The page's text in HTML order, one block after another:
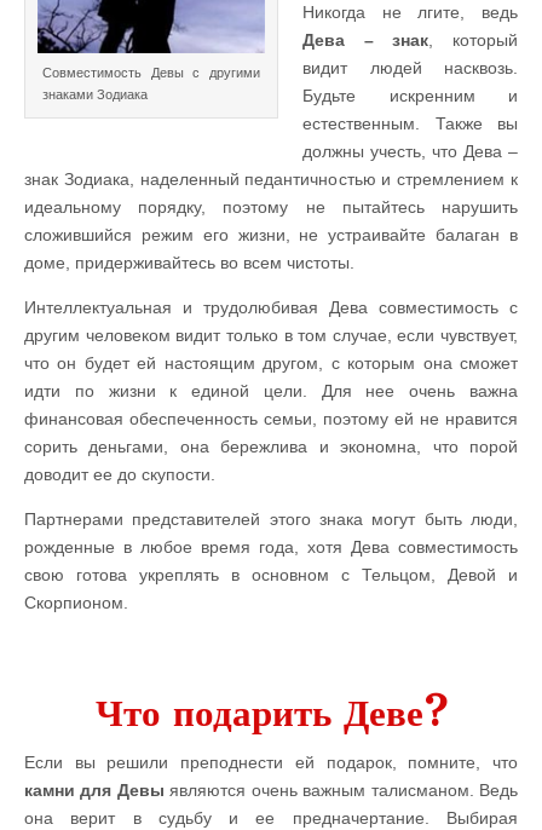
Совместимость Девы с другими
знаками Зодиака
Никогда не лгите, ведь
Дева – знак , который
видит людей насквозь.
Будьте искренним и
естественным. Также вы
должны учесть, что Дева –
знак Зодиака, наделенный педантичностью и стремлением к
идеальному порядку, поэтому не пытайтесь нарушить
сложившийся режим его жизни, не устраивайте балаган в
доме, придерживайтесь во всем чистоты.
Интеллектуальная и трудолюбивая Дева совместимость с
другим человеком видит только в том случае, если чувствует,
что он будет ей настоящим другом, с которым она сможет
идти по жизни к единой цели. Для нее очень важна
финансовая обеспеченность семьи, поэтому ей не нравится
сорить деньгами, она бережлива и экономна, что порой
доводит ее до скупости.
Партнерами представителей этого знака могут быть люди,
рожденные в любое время года, хотя Дева совместимость
свою готова укреплять в основном с Тельцом, Девой и
Скорпионом.
Что подарить Деве?
Если вы решили преподнести ей подарок, помните, что
камни для Девы являются очень важным талисманом. Ведь
она верит в судьбу и ее предначертание. Выбирая